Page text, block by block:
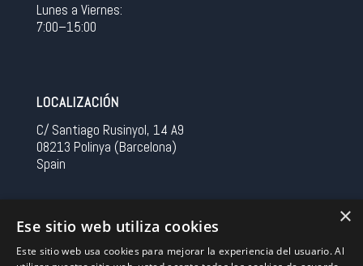
Lunes a Viernes:
7:00–15:00
LOCALIZACIÓN
C/ Santiago Rusinyol, 14 A9
08213 Polinya (Barcelona)
Spain
Tel 0034 93 713 37 30
sermovil@sertronic.es
×
Ese sitio web utiliza cookies
Este sitio web usa cookies para mejorar la experiencia del usuario. Al